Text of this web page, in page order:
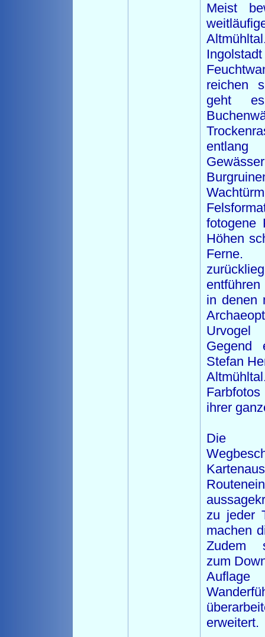
Meist
reichen
geht
fotogene
Höhen
in denen
Gegend
Stefan
ihrer
Die
zu jeder
machen
Zudem
zum
erweitert.